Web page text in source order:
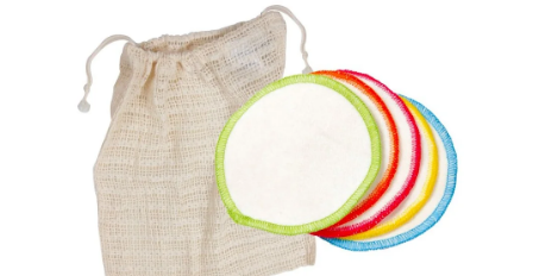
5
hvězdiček.